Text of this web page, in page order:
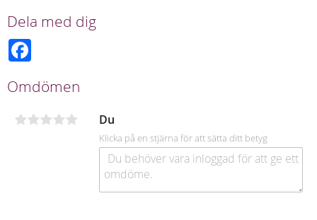
Dela med dig
b
o
k
Omdömen
Du
Klicka på en stjärna för att sätta ditt betyg